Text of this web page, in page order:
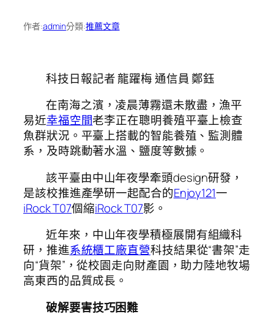
作者:admin分類:推薦文章
科技日報記者 龍躍梅 通信員 鄭鈺
在南海之濱，凌晨薄霧還未散盡，漁平
易近幸福空間老李正在聰明養殖平臺上檢查
魚群狀況。平臺上搭載的智能養殖、監測體
系，及時跳動著水溫、鹽度等數據。
該平臺由中山年夜學牽頭design研發，
是該校推進產學研一起配合的Enjoy121一
iRock T07個縮iRock T07影。
近年來，中山年夜學積極展開有組織科
研，推進系統櫃工廠直營科技結果從“書架”走
向“貨架”，從校園走向財產園，助力陸地牧場
高東西的品質成長。
破解要害技巧困難